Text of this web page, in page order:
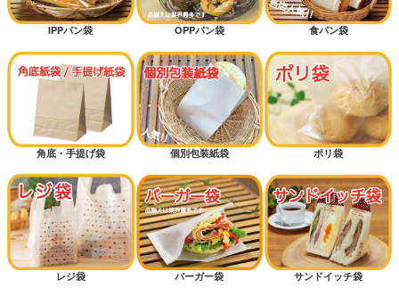
IPPパン袋 OPPパン袋 食パン袋
角底・手提げ袋 個別包装紙袋 ポリ袋
レジ袋 バーガー袋 サンドイッチ袋